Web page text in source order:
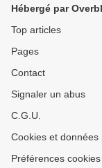
Hébergé par
Top articles
Pages
Contact
Signaler un abus
C.G.U.
Cookies et données
Préférences cookies